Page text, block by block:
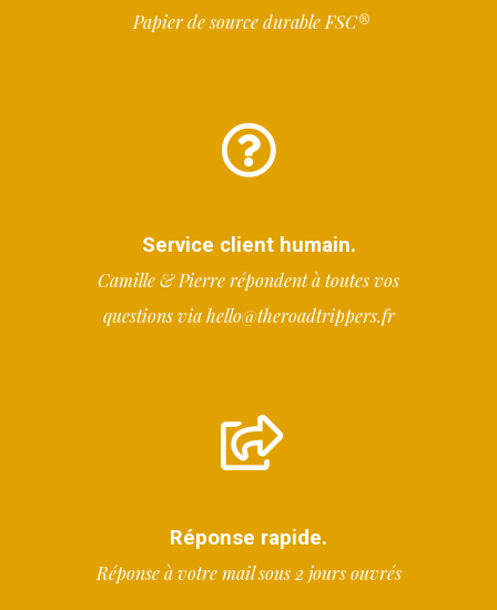
Papier de source durable FSC®
Service client humain.
Camille & Pierre répondent à toutes vos
questions via hello@theroadtrippers.fr
Réponse rapide.
Réponse à votre mail sous 2 jours ouvrés